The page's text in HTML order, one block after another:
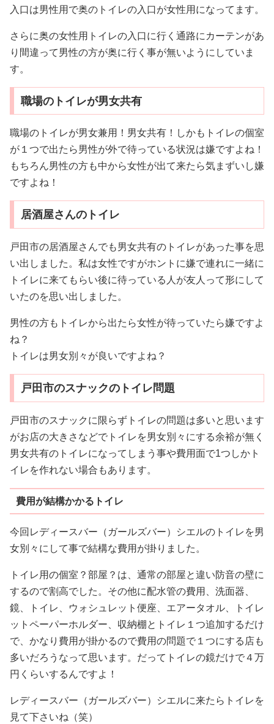
入口は男性用で奥のトイレの入口が女性用になってます。
さらに奥の女性用トイレの入口に行く通路にカーテンがあ
り間違って男性の方が奥に行く事が無いようにしていま
す。
職場のトイレが男女共有
職場のトイレが男女兼用！男女共有！しかもトイレの個室
が１つで出たら男性が外で待っている状況は嫌ですよね！
もちろん男性の方も中から女性が出て来たら気まずいし嫌
ですよね！
居酒屋さんのトイレ
戸田市の居酒屋さんでも男女共有のトイレがあった事を思
い出しました。私は女性ですがホントに嫌で連れに一緒に
トイレに来てもらい後に待っている人が友人って形にして
いたのを思い出しました。
男性の方もトイレから出たら女性が待っていたら嫌ですよ
ね？
トイレは男女別々が良いですよね？
戸田市のスナックのトイレ問題
戸田市のスナックに限らずトイレの問題は多いと思います
がお店の大きさなどでトイレを男女別々にする余裕が無く
男女共有のトイレになってしまう事や費用面で1つしかト
イレを作れない場合もあります。
費用が結構かかるトイレ
今回レディースバー（ガールズバー）シエルのトイレを男
女別々にして事で結構な費用が掛りました。
トイレ用の個室？部屋？は、通常の部屋と違い防音の壁に
するので割高でした。その他に配水管の費用、洗面器、
鏡、トイレ、ウォシュレット便座、エアータオル、トイレ
ットペーパーホルダー、収納棚とトイレ１つ追加するだけ
で、かなり費用が掛かるので費用の問題で１つにする店も
多いだろうなって思います。だってトイレの鏡だけで４万
円くらいするんですよ！
レディースバー（ガールズバー）シエルに来たらトイレを
見て下さいね（笑）